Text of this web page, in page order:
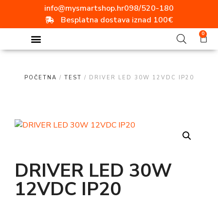
info@mysmartshop.hr098/520-180
Besplatna dostava iznad 100€
0
POČETNA / TEST / DRIVER LED 30W 12VDC IP20
DRIVER LED 30W
12VDC IP20